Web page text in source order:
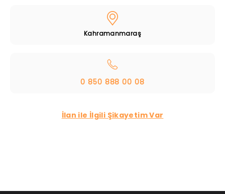
Kahramanmaraş
0 850 888 00 08
İlan ile İlgili Şikayetim Var